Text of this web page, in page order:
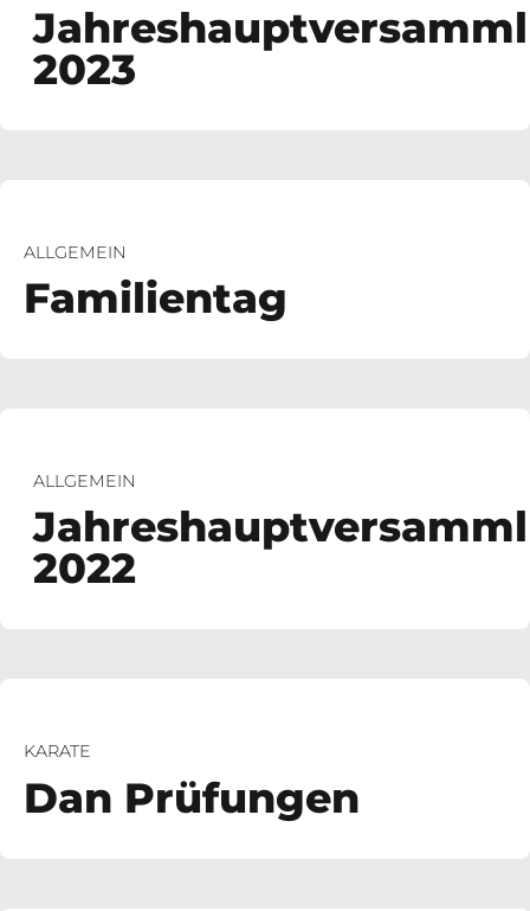
2023
ALLGEMEIN
Familientag
ALLGEMEIN
2022
KARATE
Dan Prüfungen